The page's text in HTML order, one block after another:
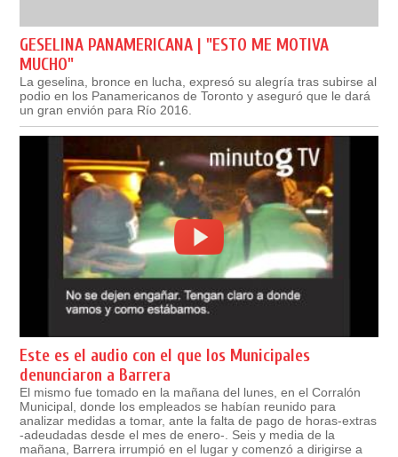
GESELINA PANAMERICANA | "ESTO ME MOTIVA
MUCHO"
La geselina, bronce en lucha, expresó su alegría tras subirse al
podio en los Panamericanos de Toronto y aseguró que le dará
un gran envión para Río 2016.
Este es el audio con el que los Municipales
denunciaron a Barrera
El mismo fue tomado en la mañana del lunes, en el Corralón
Municipal, donde los empleados se habían reunido para
analizar medidas a tomar, ante la falta de pago de horas-extras
-adeudadas desde el mes de enero-. Seis y media de la
mañana, Barrera irrumpió en el lugar y comenzó a dirigirse a